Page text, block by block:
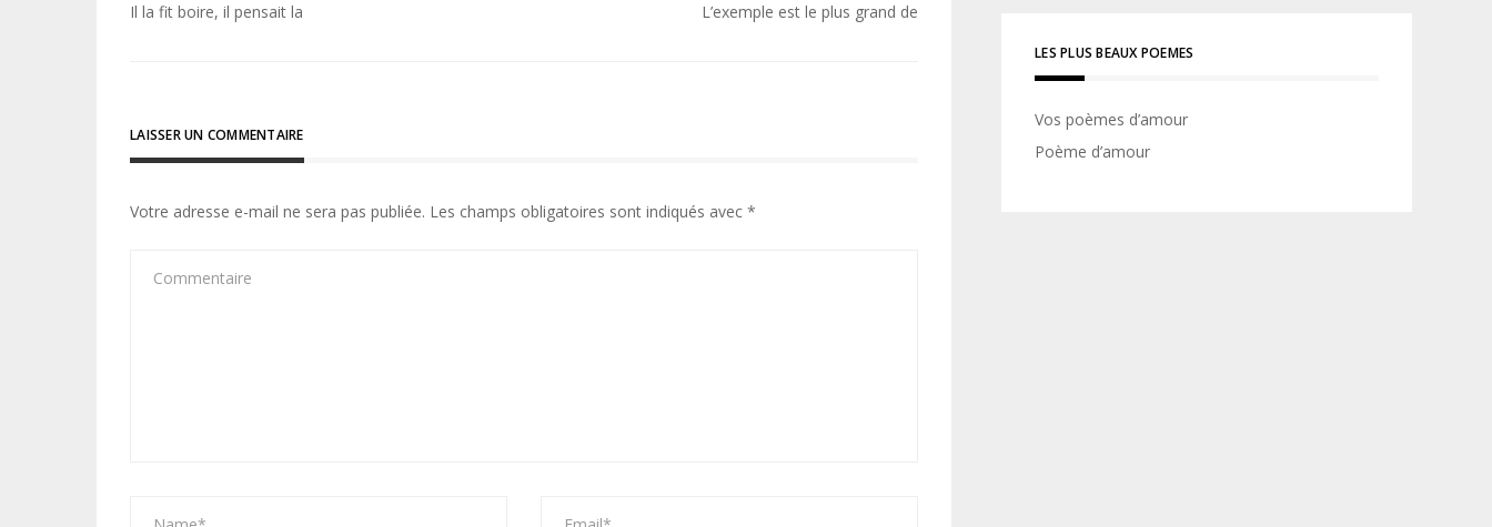
Navigation
Il la fit boire, il pensait la L’exemple est le plus grand de
LAISSER UN COMMENTAIRE
Votre adresse e-mail ne sera pas publiée. Les champs obligatoires sont indiqués avec *
LES PLUS BEAUX POEMES
Vos poèmes d’amour
Poème d’amour